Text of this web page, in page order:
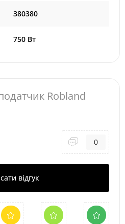
380380
750 Вт
Robland
0
відгук